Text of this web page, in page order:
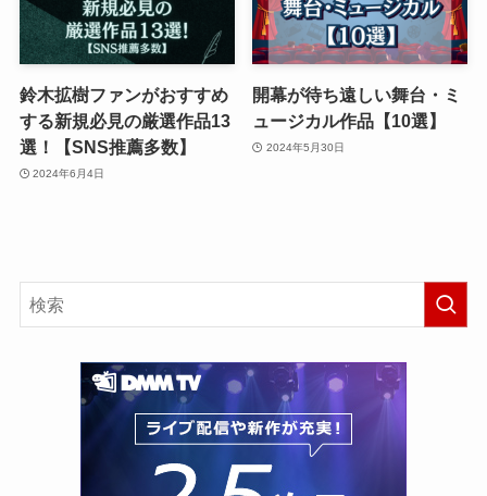
鈴木拡樹ファンがおすすめ
する新規必見の厳選作品13
選！【SNS推薦多数】
2024年6月4日
開幕が待ち遠しい舞台・ミ
ュージカル作品【10選】
2024年5月30日